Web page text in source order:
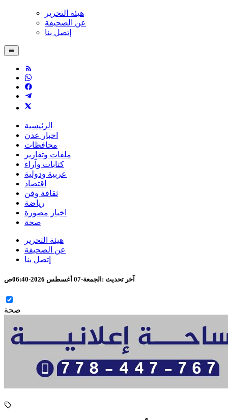
هيئة التحرير
عن الصحيفة
إتصل بنا
الرئيسية
اخبار عدن
محافظات
ملفات وتقارير
كتابات وآراء
عربية ودولية
اقتصاد
ثقافة وفن
رياضة
اخبار مصورة
صحة
هيئة التحرير
عن الصحيفة
إتصل بنا
آخر تحديث : الجمعة-07 أغسطس 2026-06:40ص
صحة